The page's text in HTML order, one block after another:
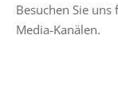
Besuchen Sie
Media-Kanälen.